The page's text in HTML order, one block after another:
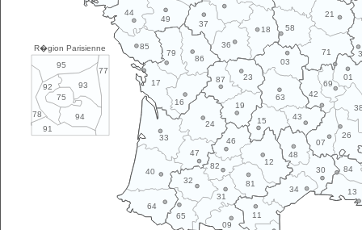
R�gion Parisienne
77
78
91
95
93
75
94
92
11
12
13
15
16
17
18
19
21
23
24
26
30
31
32
33
34
36
37
40
42
43
44
46
47
48
49
58
63
64
65
69
01
03
07
09
71
79
81
82 84
85
86
87